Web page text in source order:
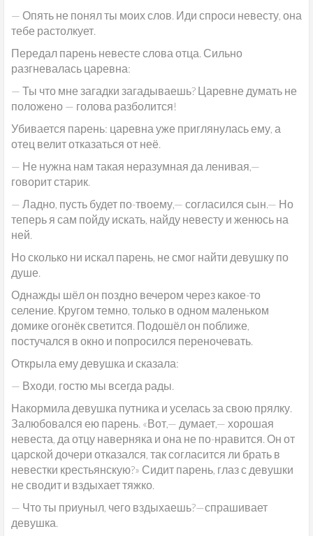
— Опять не понял ты моих слов. Иди спроси невесту, она
тебе растолкует.
Передал парень невесте слова отца. Сильно
разгневалась царевна:
— Ты что мне загадки загадываешь? Царевне думать не
положено — голова разболится!
Убивается парень: царевна уже приглянулась ему, а
отец велит отказаться от неё.
— Не нужна нам такая неразумная да ленивая,—
говорит старик.
— Ладно, пусть будет по-твоему,— согласился сын.— Но
теперь я сам пойду искать, найду невесту и женюсь на
ней.
Но сколько ни искал парень, не смог найти девушку по
душе.
Однажды шёл он поздно вечером через какое-то
селение. Кругом темно, только в одном маленьком
домике огонёк светится. Подошёл он поближе,
постучался в окно и попросился переночевать.
Открыла ему девушка и сказала:
— Входи, гостю мы всегда рады.
Накормила девушка путника и уселась за свою прялку.
Залюбовался ею парень. «Вот,— думает,— хорошая
невеста, да отцу наверняка и она не по-нравится. Он от
царской дочери отказался, так согласится ли брать в
невестки крестьянскую?» Сидит парень, глаз с девушки
не сводит и вздыхает тяжко.
— Что ты приуныл, чего вздыхаешь?—спрашивает
девушка.